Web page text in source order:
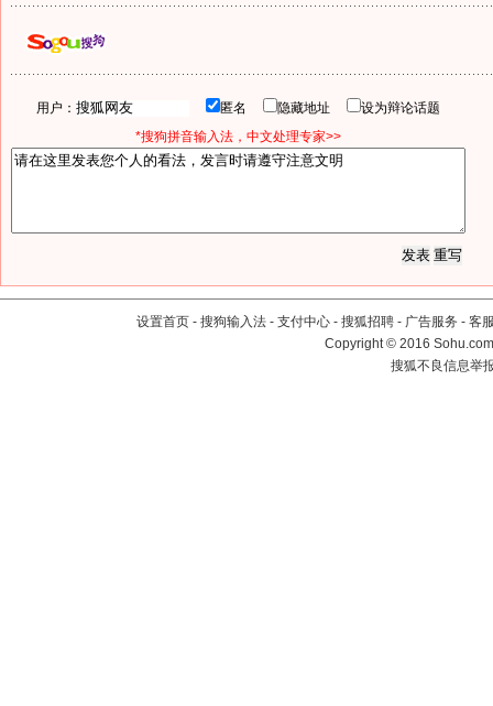
用户： 匿名 隐藏地址
设为辩论话题
*搜狗拼音输入法，中文处理专家>>
设置首页 - 搜狗输入法 - 支付中心 - 搜狐招聘 - 广告服务 - 客
Copyright©2016
搜狐不良信息举